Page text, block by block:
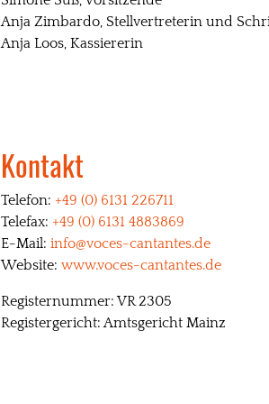
Anja Zimbardo, Stellvertreterin und
Anja Loos, Kassiererin
Kontakt
Telefon: +49 (0) 6131 226711
Telefax: +49 (0) 6131 4883869
E-Mail: info@voces-cantantes.de
Website: www.voces-cantantes.de
Registernummer: VR 2305
Registergericht: Amtsgericht Mainz